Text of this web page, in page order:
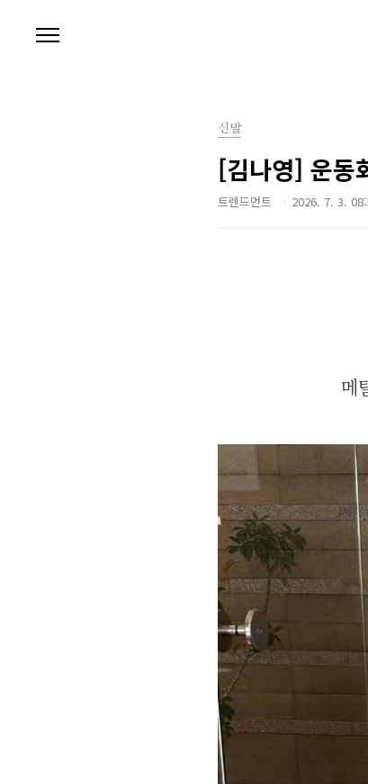
신발
[김나영] 운동
트렌드먼트 2026. 7. 3.
메